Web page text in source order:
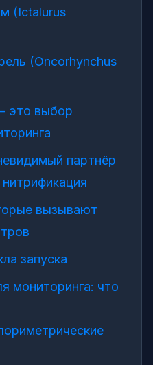
(Ictalurus
(Oncorhynchus
это выбор
партнёр
вызывают
запуска
мониторинга: что